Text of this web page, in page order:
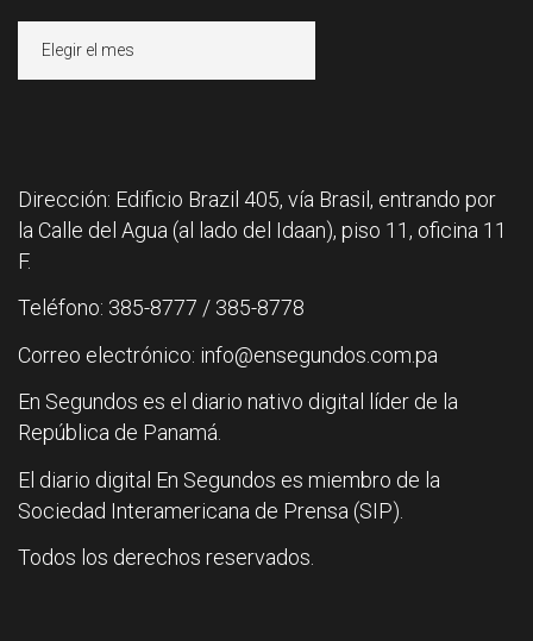
Dirección: Edificio Brazil 405, vía Brasil, entrando por
la Calle del Agua (al lado del Idaan), piso 11, oficina 11
F.
Teléfono: 385-8777 / 385-8778
Correo electrónico: info@ensegundos.com.pa
En Segundos es el diario nativo digital líder de la
República de Panamá.
El diario digital En Segundos es miembro de la
Sociedad Interamericana de Prensa (SIP).
Todos los derechos reservados.